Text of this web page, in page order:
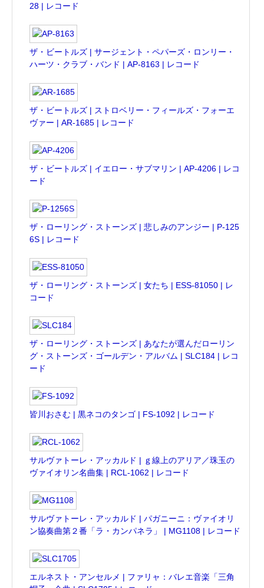
28 | レコード
ザ・ビートルズ | サージェント・ペパーズ・ロンリー・
ハーツ・クラブ・バンド | AP-8163 | レコード
ザ・ビートルズ | ストロベリー・フィールズ・フォーエ
ヴァー | AR-1685 | レコード
ザ・ビートルズ | イエロー・サブマリン | AP-4206 | レコ
ード
ザ・ローリング・ストーンズ | 悲しみのアンジー | P-125
6S | レコード
ザ・ローリング・ストーンズ | 女たち | ESS-81050 | レ
コード
ザ・ローリング・ストーンズ | あなたが選んだローリン
グ・ストーンズ・ゴールデン・アルバム | SLC184 | レコ
ード
皆川おさむ | 黒ネコのタンゴ | FS-1092 | レコード
サルヴァトーレ・アッカルド | ｇ線上のアリア／珠玉の
ヴァイオリン名曲集 | RCL-1062 | レコード
サルヴァトーレ・アッカルド | パガニーニ：ヴァイオリ
ン協奏曲第２番「ラ・カンパネラ」 | MG1108 | レコード
エルネスト・アンセルメ | ファリャ：バレエ音楽「三角